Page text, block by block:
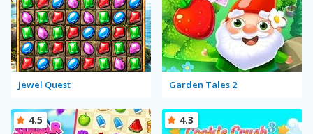
Jewel Quest Garden Tales 2
4.5 4.3